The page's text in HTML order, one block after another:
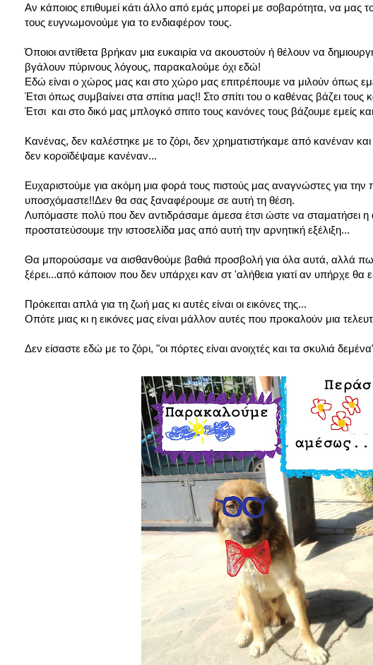
Αν κάποιος επιθυμεί κάτι άλλο από εμάς μπορεί με σοβαρότητα, να
τους ευγνωμονούμε για το ενδιαφέρον τους.
Όποιοι αντίθετα βρήκαν μια ευκαιρία να ακουστούν ή θέλουν να
βγάλουν πύρινους λόγους, παρακαλούμε όχι εδώ!
Εδώ είναι ο χώρος μας και στο χώρο μας επιτρέπουμε να μιλούν όπως
Έτσι όπως συμβαίνει στα σπίτια μας!! Στο σπίτι του ο καθένας βάζει τους
Έτσι και στο δικό μας μπλογκό σπιτο τους κανόνες τους βάζουμε εμείς
Κανένας, δεν καλέστηκε με το ζόρι, δεν χρηματιστήκαμε από κανέναν
δεν κοροϊδέψαμε κανέναν...
Ευχαριστούμε για ακόμη μια φορά τους πιστούς μας αναγνώστες για
υποσχόμαστε!!Δεν θα σας ξαναφέρουμε σε αυτή τη θέση.
Λυπόμαστε πολύ που δεν αντιδράσαμε άμεσα έτσι ώστε να
προστατεύσουμε την ιστοσελίδα μας από αυτή την αρνητική εξέλιξη...
Θα μπορούσαμε να αισθανθούμε βαθιά προσβολή για όλα αυτά, αλλά πως
ξέρει...από κάποιον που δεν υπάρχει καν στ 'αλήθεια γιατί αν υπήρχε
Πρόκειται απλά για τη ζωή μας κι αυτές είναι οι εικόνες της...
Οπότε μιας κι η εικόνες μας είναι μάλλον αυτές που προκαλούν μια
Δεν είσαστε εδώ με το ζόρι, "οι πόρτες είναι ανοιχτές και τα σκυλιά